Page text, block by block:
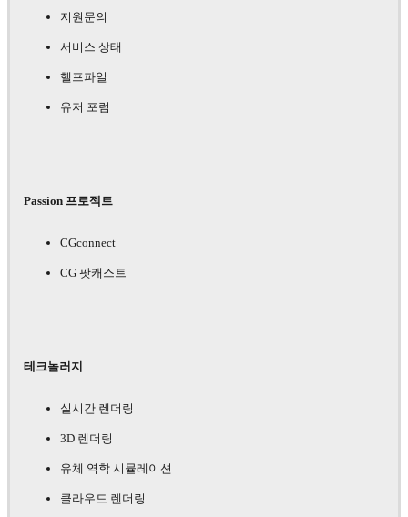
지원문의
서비스 상태
헬프파일
유저 포럼
Passion 프로젝트
CGconnect
CG 팟캐스트
테크놀러지
실시간 렌더링
3D 렌더링
유체 역학 시뮬레이션
클라우드 렌더링